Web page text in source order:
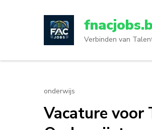
op
Verbinden van
onderwijs
Vacature voor